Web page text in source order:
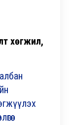
хөгжил,